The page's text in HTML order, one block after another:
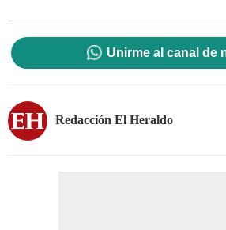
Unirme al canal de
Redacción El Heraldo